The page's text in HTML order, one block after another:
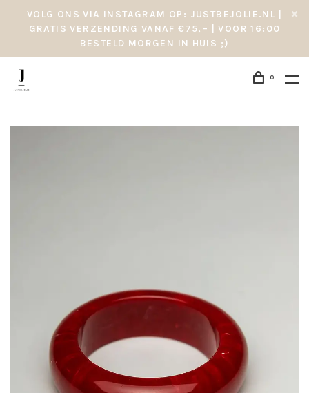
VOLG ONS VIA INSTAGRAM OP: JUSTBEJOLIE.NL |
GRATIS VERZENDING VANAF €75,– | VOOR 16:00
BESTELD MORGEN IN HUIS ;)
0